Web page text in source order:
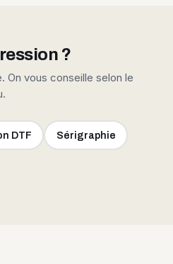
?
On vous conseille selon le
DTF Sérigraphie